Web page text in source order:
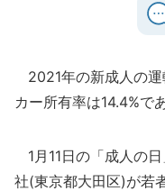
2021年の新成人の運
カー所有率は14.4%で
1月11日の「成人の
社(東京都大田区)が若